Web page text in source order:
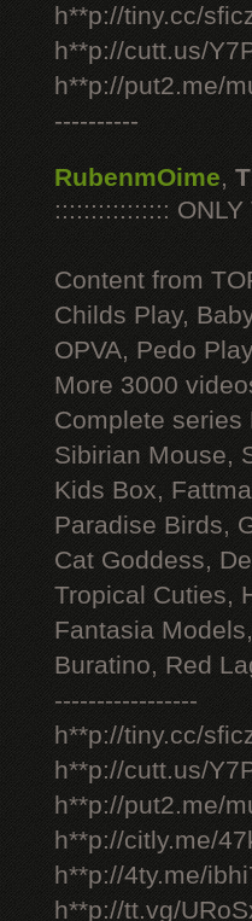
h**p://tiny.cc/
h**p://cutt.us/
h**p://put2.me/
----------
RubenmOime,
::::::::::::::::
Content from
Childs Play,
OPVA, Pedo
More 3000
Complete series
Sibirian Mouse,
Kids Box,
Paradise Birds,
Cat Goddess,
Tropical Cuties,
Fantasia
Buratino, Red
-----------------
h**p://tiny.cc/
h**p://cutt.us/
h**p://put2.me/
h**p://citly.me/
h**p://4ty.me/
h**p://tt.vg/